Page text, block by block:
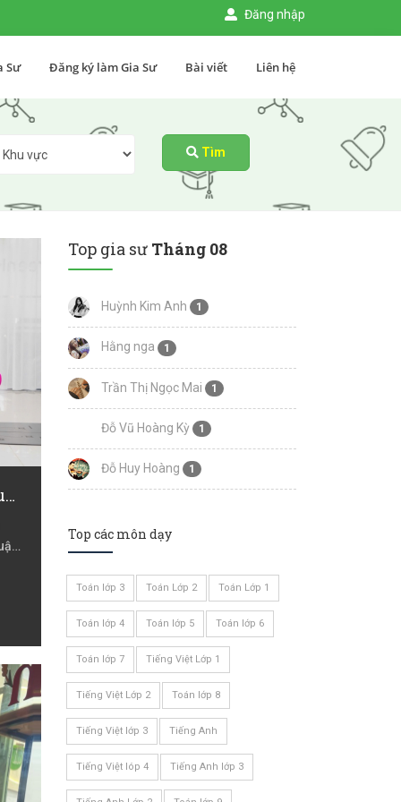
Đăng nhập
Sư Đăng ký làm Gia Sư Bài viết Liên hệ
Tìm
Nguyễn Thị Cẩm Nhung
Top gia sư Tháng 08
Huỳnh Kim Anh 1
Hằng nga 1
Trần Thị Ngọc Mai 1
Đỗ Vũ Hoàng Kỳ 1
Đỗ Huy Hoàng 1
Top các môn dạy
Toán lớp 3 Toán Lớp 2 Toán Lớp 1
Toán lớp 4 Toán lớp 5 Toán lớp 6
Toán lớp 7 Tiếng Việt Lớp 1
Tiếng Việt Lớp 2 Toán lớp 8
Tiếng Việt lớp 3 Tiếng Anh
Tiếng Việt lóp 4 Tiếng Anh lớp 3